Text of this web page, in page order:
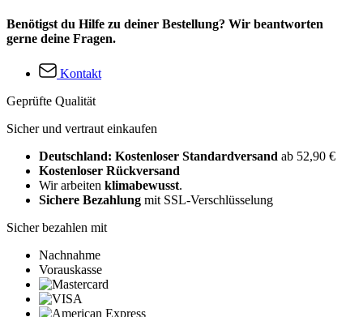
Benötigst du Hilfe zu deiner Bestellung? Wir beantworten
gerne deine Fragen.
Kontakt
Geprüfte Qualität
Sicher und vertraut einkaufen
Deutschland: Kostenloser Standardversand ab 52,90 €
Kostenloser Rückversand
Wir arbeiten klimabewusst.
Sichere Bezahlung mit SSL-Verschlüsselung
Sicher bezahlen mit
Nachnahme
Vorauskasse